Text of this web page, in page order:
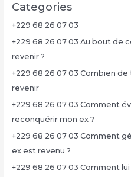
Categories
+229 68 26 07 03
+229 68 26 07 03 Au bout de
revenir ?
+229 68 26 07 03 Combien
revenir
+229 68 26 07 03 Comment
reconquérir mon ex ?
+229 68 26 07 03 Comment
ex est revenu ?
+229 68 26 07 03 Comment